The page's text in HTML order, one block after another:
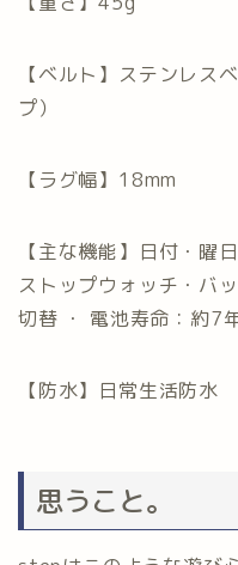
【ベルト】ステンレス
プ）
【ラグ幅】18mm
【主な機能】日付・曜
ストップウォッチ・バ
切替 ・ 電池寿命：約7
【防水】日常生活防水
思うこと。